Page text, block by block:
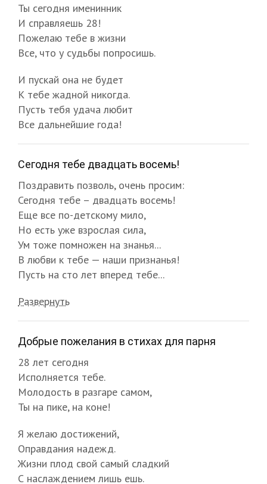
Ты сегодня именинник
И справляешь 28!
Пожелаю тебе в жизни
Все, что у судьбы попросишь.
И пускай она не будет
К тебе жадной никогда.
Пусть тебя удача любит
Все дальнейшие года!
Сегодня тебе двадцать восемь!
Поздравить позволь, очень просим:
Сегодня тебе – двадцать восемь!
Еще все по-детскому мило,
Но есть уже взрослая сила,
Ум тоже помножен на знанья...
В любви к тебе — наши признанья!
Пусть на сто лет вперед тебе...
Развернуть
Добрые пожелания в стихах для парня
28 лет сегодня
Исполняется тебе.
Молодость в разгаре самом,
Ты на пике, на коне!
Я желаю достижений,
Оправдания надежд.
Жизни плод свой самый сладкий
С наслаждением лишь ешь.